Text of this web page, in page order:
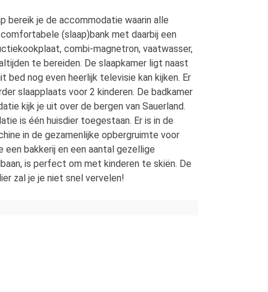
bereik je de accommodatie waarin alle
(slaap)bank met daarbij een
combi-magnetron, vaatwasser,
te bereiden. De slaapkamer ligt naast
nog even heerlijk televisie kan kijken. Er
slaapplaats voor 2 kinderen. De badkamer
kijk je uit over de bergen van Sauerland.
is één huisdier toegestaan. Er is in de
in de gezamenlijke opbergruimte voor
bakkerij en een aantal gezellige
is perfect om met kinderen te skiën. De
zal je je niet snel vervelen!